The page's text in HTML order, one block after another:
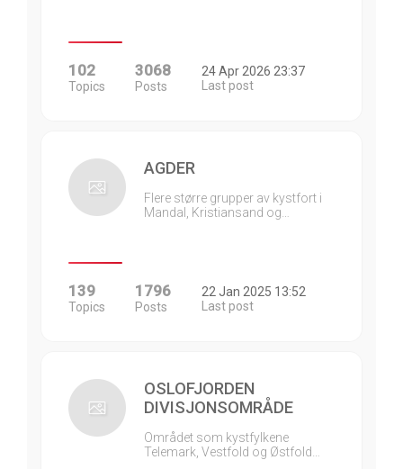
102
Topics
3068
Posts
24 Apr 2026 23:37
Last post
AGDER
Flere større grupper av kystfort i
Mandal, Kristiansand og…
139
Topics
1796
Posts
22 Jan 2025 13:52
Last post
OSLOFJORDEN
DIVISJONSOMRÅDE
Området som kystfylkene
Telemark, Vestfold og Østfold…